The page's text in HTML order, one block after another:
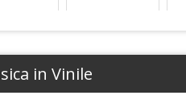
in Vinile